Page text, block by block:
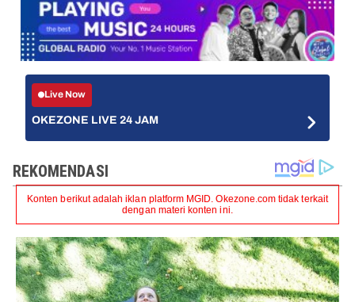
Live Now
OKEZONE LIVE 24 JAM